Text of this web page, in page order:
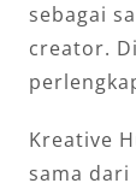
sebagai
creator.
Kreative
sama dari